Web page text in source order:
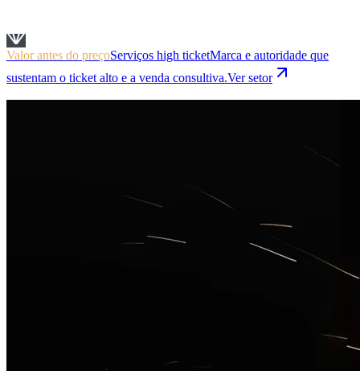
Valor antes do preçoServiços high ticketMarca e autoridade que
sustentam o ticket alto e a venda consultiva.Ver setor